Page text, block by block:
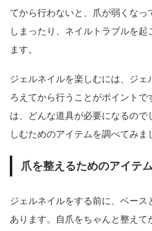
てから行わないと、爪が弱くなっ
しまったり、ネイルトラブルを起
ます。
ジェルネイルを楽しむには、ジェ
ろえてから行うことがポイントで
は、どんな道具が必要になるので
しむためのアイテムを調べてみま
爪を整えるためのアイテム
ジェルネイルをする前に、ベー
あります。自爪をちゃんと整えて